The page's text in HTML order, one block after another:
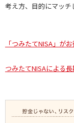
考え方、目的にマッチ
「つみたてNISA」が
つみたてNISAによる